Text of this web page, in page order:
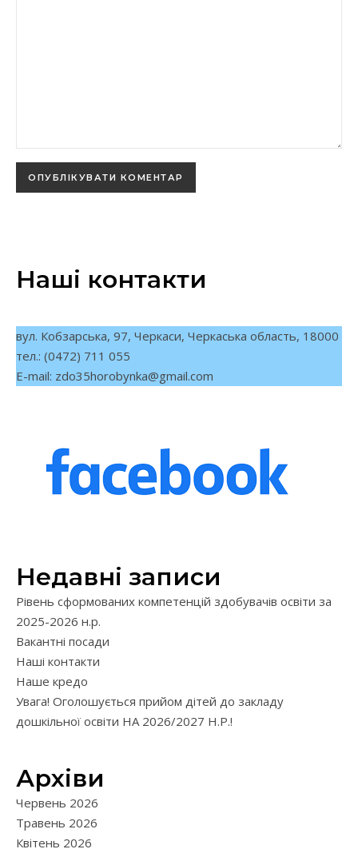
Наші контакти
вул. Кобзарська, 97, Черкаси, Черкаська область, 18000
тел.: (0472) 711 055
E-mail: zdo35horobynka@gmail.com
Недавні записи
Рівень сформованих компетенцій здобувачів освіти за
2025-2026 н.р.
Вакантні посади
Наші контакти
Наше кредо
Увага! Оголошується прийом дітей до закладу
дошкільної освіти НА 2026/2027 Н.Р.!
Архіви
Червень 2026
Травень 2026
Квітень 2026